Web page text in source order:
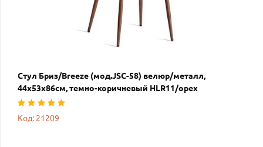
Стул Бриз/Breeze (мод.JSC-58) велюр/металл,
44х53х86см, темно-коричневый HLR11/орех
Код: 21209